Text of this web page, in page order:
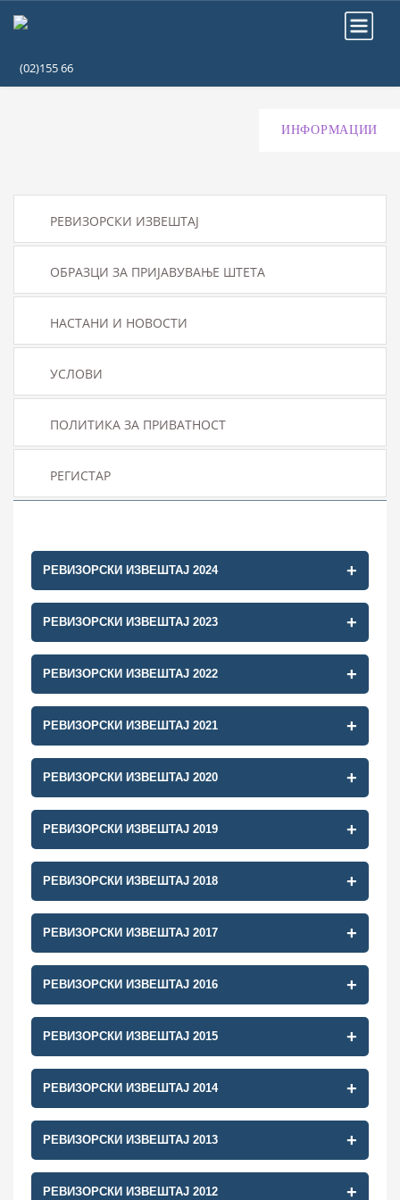
ЗА
ИНФОРМАЦИИ
ПОЛИСА
КОНТАКТ
(02)155 66
ЗА
НАС
ИНФОРМАЦИИ
ФИЛИЈАЛИ
ШТЕТИ
КОНТАКТ
ИНФОРМАЦИИ
РЕВИЗОРСКИ ИЗВЕШТАЈ
ОБРАЗЦИ ЗА ПРИЈАВУВАЊЕ ШТЕТА
НАСТАНИ И НОВОСТИ
УСЛОВИ
ПОЛИТИКА ЗА ПРИВАТНОСТ
РЕГИСТАР
РЕВИЗОРСКИ ИЗВЕШТАЈ 2024
РЕВИЗОРСКИ ИЗВЕШТАЈ 2024
РЕВИЗОРСКИ ИЗВЕШТАЈ 2023
РЕВИЗОРСКИ ИЗВЕШТАЈ 2023
РЕВИЗОРСКИ ИЗВЕШТАЈ 2022
РЕВИЗОРСКИ ИЗВЕШТАЈ 2022
РЕВИЗОРСКИ ИЗВЕШТАЈ 2021
РЕВИЗОРСКИ ИЗВЕШТАЈ 2021
РЕВИЗОРСКИ ИЗВЕШТАЈ 2020
РЕВИЗОРСКИ ИЗВЕШТАЈ 2020
РЕВИЗОРСКИ ИЗВЕШТАЈ 2019
РЕВИЗОРСКИ ИЗВЕШТАЈ 2019
РЕВИЗОРСКИ ИЗВЕШТАЈ 2018
РЕВИЗОРСКИ ИЗВЕШТАЈ 2018
РЕВИЗОРСКИ ИЗВЕШТАЈ 2017
РЕВИЗОРСКИ ИЗВЕШТАЈ 2017
РЕВИЗОРСКИ ИЗВЕШТАЈ 2016
РЕВИЗОРСКИ ИЗВЕШТАЈ 2016
РЕВИЗОРСКИ ИЗВЕШТАЈ 2015
РЕВИЗОРСКИ ИЗВЕШТАЈ 2015
РЕВИЗОРСКИ ИЗВЕШТАЈ 2014
РЕВИЗОРСКИ ИЗВЕШТАЈ 2014
РЕВИЗОРСКИ ИЗВЕШТАЈ 2013
РЕВИЗОРСКИ ИЗВЕШТАЈ 2012